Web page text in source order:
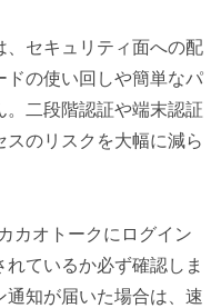
、セキュリティ面への配
ドの使い回しや簡単なパ
。二段階認証や端末認証
のリスクを大幅に減ら
カオトークにログイン
ているか必ず確認しま
通知が届いた場合は、速